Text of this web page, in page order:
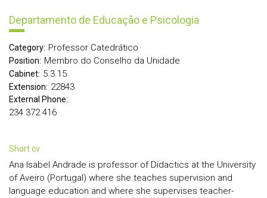
Departamento de Educação e Psicologia
Category: Professor Catedrático
Position: Membro do Conselho da Unidade
Cabinet: 5.3.15
Extension: 22843
External Phone:
234 372 416
short cv
Ana Isabel Andrade is professor of Didactics at the University
of Aveiro (Portugal) where she teaches supervision and
language education and where she supervises teacher-